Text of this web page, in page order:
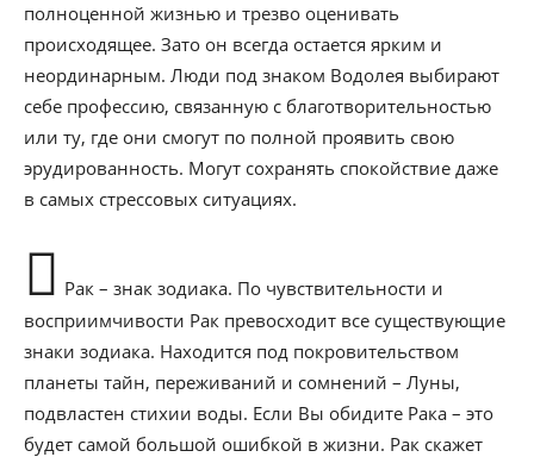
полноценной жизнью и трезво оценивать
происходящее. Зато он всегда остается ярким и
неординарным. Люди под знаком Водолея выбирают
себе профессию, связанную с благотворительностью
или ту, где они смогут по полной проявить свою
эрудированность. Могут сохранять спокойствие даже
в самых стрессовых ситуациях.
Рак – знак зодиака. По чувствительности и
восприимчивости Рак превосходит все существующие
знаки зодиака. Находится под покровительством
планеты тайн, переживаний и сомнений – Луны,
подвластен стихии воды. Если Вы обидите Рака – это
будет самой большой ошибкой в жизни. Рак скажет